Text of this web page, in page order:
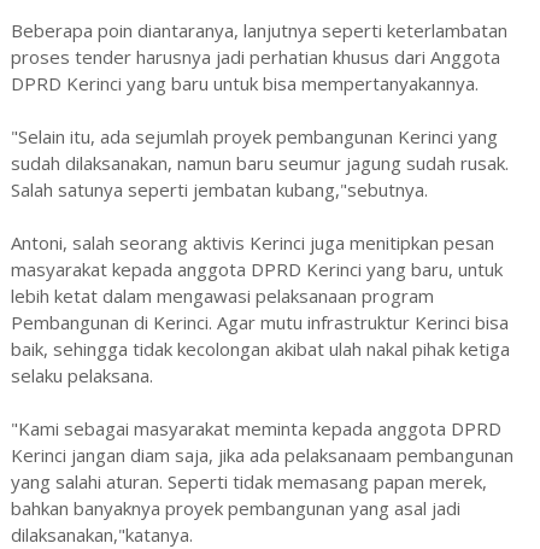
Beberapa poin diantaranya, lanjutnya seperti keterlambatan
proses tender harusnya jadi perhatian khusus dari Anggota
DPRD Kerinci yang baru untuk bisa mempertanyakannya.
"Selain itu, ada sejumlah proyek pembangunan Kerinci yang
sudah dilaksanakan, namun baru seumur jagung sudah rusak.
Salah satunya seperti jembatan kubang,"sebutnya.
Antoni, salah seorang aktivis Kerinci juga menitipkan pesan
masyarakat kepada anggota DPRD Kerinci yang baru, untuk
lebih ketat dalam mengawasi pelaksanaan program
Pembangunan di Kerinci. Agar mutu infrastruktur Kerinci bisa
baik, sehingga tidak kecolongan akibat ulah nakal pihak ketiga
selaku pelaksana.
"Kami sebagai masyarakat meminta kepada anggota DPRD
Kerinci jangan diam saja, jika ada pelaksanaam pembangunan
yang salahi aturan. Seperti tidak memasang papan merek,
bahkan banyaknya proyek pembangunan yang asal jadi
dilaksanakan,"katanya.